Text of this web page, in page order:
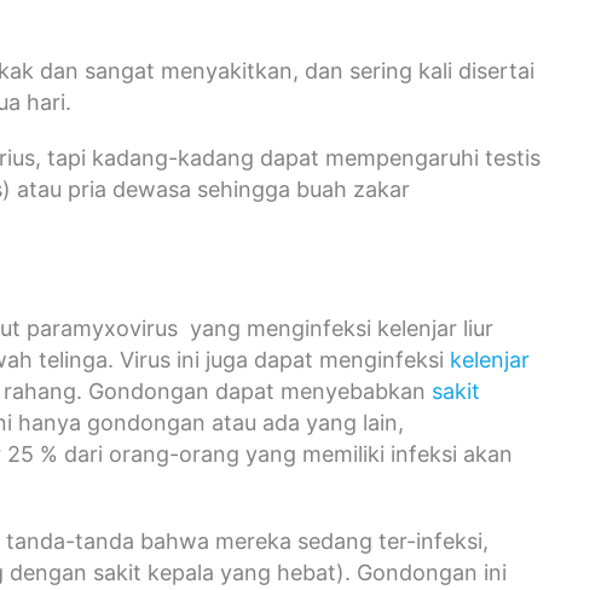
dan sangat menyakitkan, dan sering kali disertai
hari.
tapi kadang-kadang dapat mempengaruhi testis
atau pria dewasa sehingga buah zakar
paramyxovirus yang menginfeksi kelenjar liur
telinga. Virus ini juga dapat menginfeksi kelenjar
Gondongan dapat menyebabkan sakit
hanya gondongan atau ada yang lain,
% dari orang-orang yang memiliki infeksi akan
tanda bahwa mereka sedang ter-infeksi,
sakit kepala yang hebat). Gondongan ini